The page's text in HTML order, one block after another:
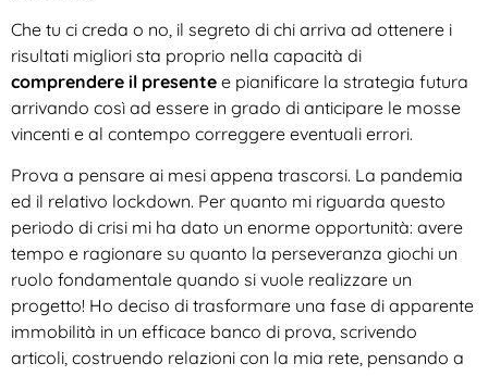
Che tu ci creda o no, il segreto di chi arriva ad ottenere i
risultati migliori sta proprio nella capacità di
comprendere il presente e pianificare la strategia futura
arrivando così ad essere in grado di anticipare le mosse
vincenti e al contempo correggere eventuali errori.
Prova a pensare ai mesi appena trascorsi. La pandemia
ed il relativo lockdown. Per quanto mi riguarda questo
periodo di crisi mi ha dato un enorme opportunità: avere
tempo e ragionare su quanto la perseveranza giochi un
ruolo fondamentale quando si vuole realizzare un
progetto! Ho deciso di trasformare una fase di apparente
immobilità in un efficace banco di prova, scrivendo
articoli, costruendo relazioni con la mia rete, pensando a